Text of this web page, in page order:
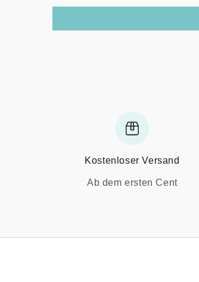
Kostenloser Versand
Ab dem ersten Cent